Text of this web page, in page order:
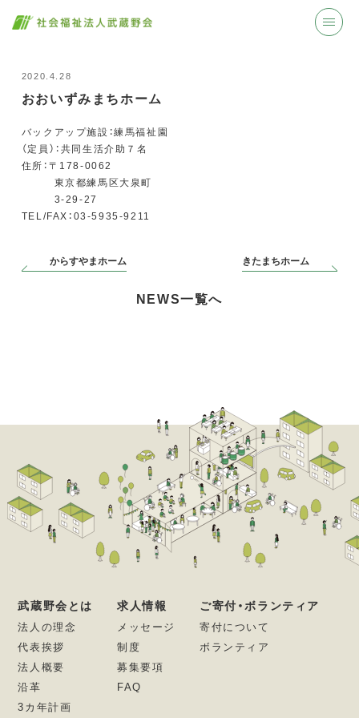
2020.4.28
おおいずみまちホーム
バックアップ施設：練馬福祉園
（定員）：共同生活介助７名
住所：〒178-0062
東京都練馬区大泉町
3-29-27
TEL/FAX：03-5935-9211
からすやまホーム きたまちホーム
NEWS一覧へ
武蔵野会とは
法人の理念
代表挨拶
法人概要
沿革
3カ年計画
求人情報
メッセージ
制度
募集要項
FAQ
ご寄付・ボランティア
寄付について
ボランティア